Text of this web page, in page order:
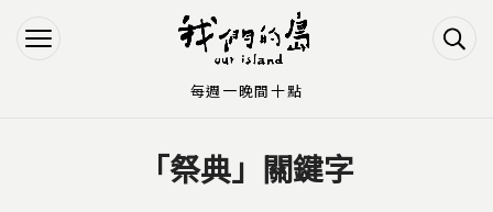
Jump to Navigation
Jump to Main content
「祭典」關鍵字
每週一晚間十點